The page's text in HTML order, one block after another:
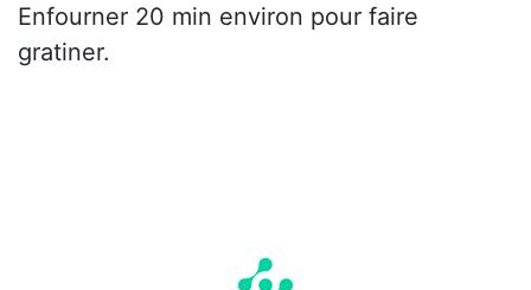
Enfourner 20 min environ pour faire
gratiner.